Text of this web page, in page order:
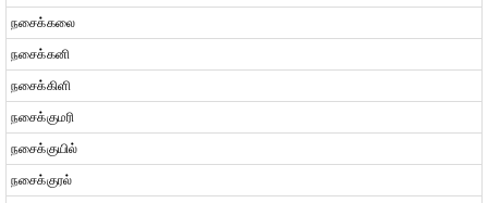
நசைக்கலை
நசைக்கனி
நசைக்கிளி
நசைக்குமரி
நசைக்குயில்
நசைக்குரல்